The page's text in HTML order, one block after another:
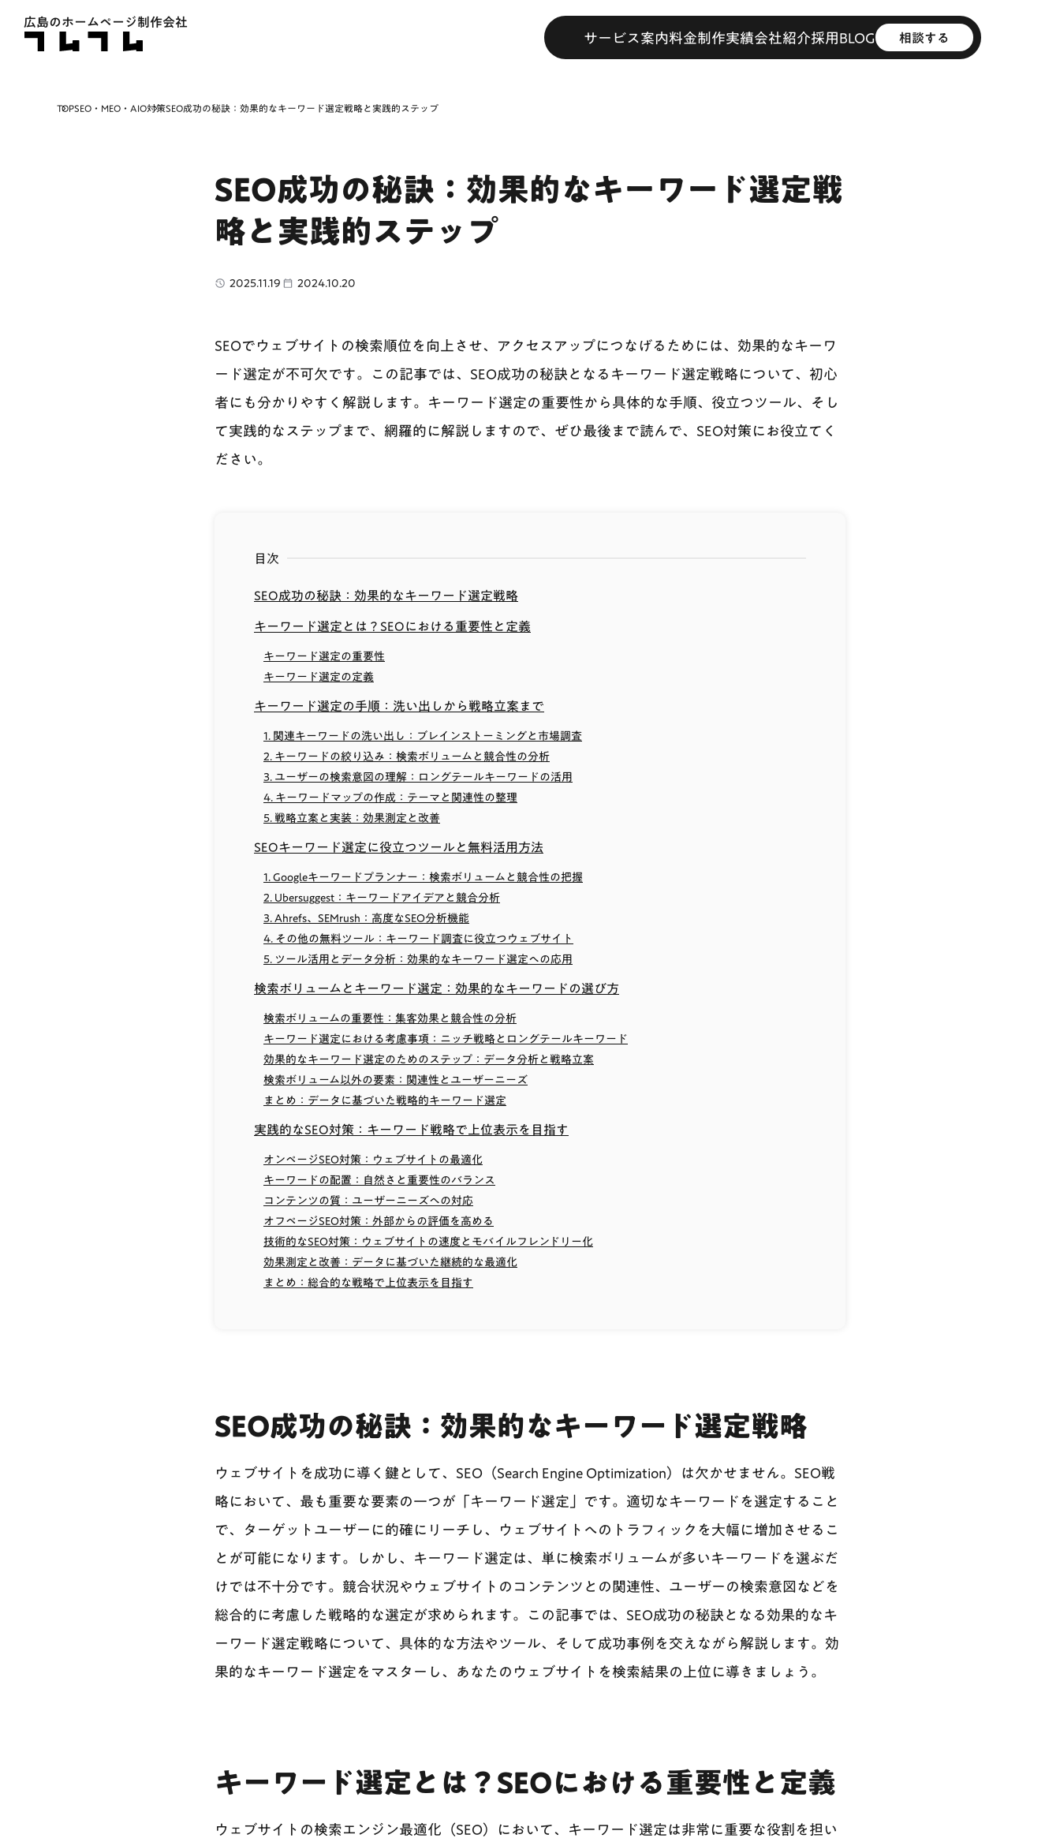
広島のホームページ制作会社
サービス案内料金制作実績会社紹介採用 BLOG 相談する
TOPSEO・MEO・AIO対策SEO成功の秘訣：効果的なキーワード選定戦略と実践的ステップ
SEO成功の秘訣：効果的なキーワード選定戦
略と実践的ステップ
2025.11.19 2024.10.20
SEOでウェブサイトの検索順位を向上させ、アクセスアップにつなげるためには、効果的なキーワ
ード選定が不可欠です。この記事では、SEO成功の秘訣となるキーワード選定戦略について、初心
者にも分かりやすく解説します。キーワード選定の重要性から具体的な手順、役立つツール、そし
て実践的なステップまで、網羅的に解説しますので、ぜひ最後まで読んで、SEO対策にお役立てく
ださい。
目次
SEO成功の秘訣：効果的なキーワード選定戦略
キーワード選定とは？SEOにおける重要性と定義
キーワード選定の重要性
キーワード選定の定義
キーワード選定の手順：洗い出しから戦略立案まで
1. 関連キーワードの洗い出し：ブレインストーミングと市場調査
2. キーワードの絞り込み：検索ボリュームと競合性の分析
3. ユーザーの検索意図の理解：ロングテールキーワードの活用
4. キーワードマップの作成：テーマと関連性の整理
5. 戦略立案と実装：効果測定と改善
SEOキーワード選定に役立つツールと無料活用方法
1. Googleキーワードプランナー：検索ボリュームと競合性の把握
2. Ubersuggest：キーワードアイデアと競合分析
3. Ahrefs、SEMrush：高度なSEO分析機能
4. その他の無料ツール：キーワード調査に役立つウェブサイト
5. ツール活用とデータ分析：効果的なキーワード選定への応用
検索ボリュームとキーワード選定：効果的なキーワードの選び方
検索ボリュームの重要性：集客効果と競合性の分析
キーワード選定における考慮事項：ニッチ戦略とロングテールキーワード
効果的なキーワード選定のためのステップ：データ分析と戦略立案
検索ボリューム以外の要素：関連性とユーザーニーズ
まとめ：データに基づいた戦略的キーワード選定
実践的なSEO対策：キーワード戦略で上位表示を目指す
オンページSEO対策：ウェブサイトの最適化
キーワードの配置：自然さと重要性のバランス
コンテンツの質：ユーザーニーズへの対応
オフページSEO対策：外部からの評価を高める
技術的なSEO対策：ウェブサイトの速度とモバイルフレンドリー化
効果測定と改善：データに基づいた継続的な最適化
まとめ：総合的な戦略で上位表示を目指す
SEO成功の秘訣：効果的なキーワード選定戦略
ウェブサイトを成功に導く鍵として、SEO（Search Engine Optimization）は欠かせません。SEO戦
略において、最も重要な要素の一つが「キーワード選定」です。適切なキーワードを選定すること
で、ターゲットユーザーに的確にリーチし、ウェブサイトへのトラフィックを大幅に増加させるこ
とが可能になります。しかし、キーワード選定は、単に検索ボリュームが多いキーワードを選ぶだ
けでは不十分です。競合状況やウェブサイトのコンテンツとの関連性、ユーザーの検索意図などを
総合的に考慮した戦略的な選定が求められます。この記事では、SEO成功の秘訣となる効果的なキ
ーワード選定戦略について、具体的な方法やツール、そして成功事例を交えながら解説します。効
果的なキーワード選定をマスターし、あなたのウェブサイトを検索結果の上位に導きましょう。
キーワード選定とは？SEOにおける重要性と定義
ウェブサイトの検索エンジン最適化（SEO）において、キーワード選定は非常に重要な役割を担い